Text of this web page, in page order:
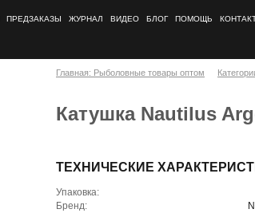
ПРЕДЗАКАЗЫ ЖУРНАЛ ВИДЕО БЛОГ ПОМОЩЬ
Главная: Рыболовные товары оптом
Катушка Nautilus
ТЕХНИЧЕСКИЕ
Упаковка:
Бренд: